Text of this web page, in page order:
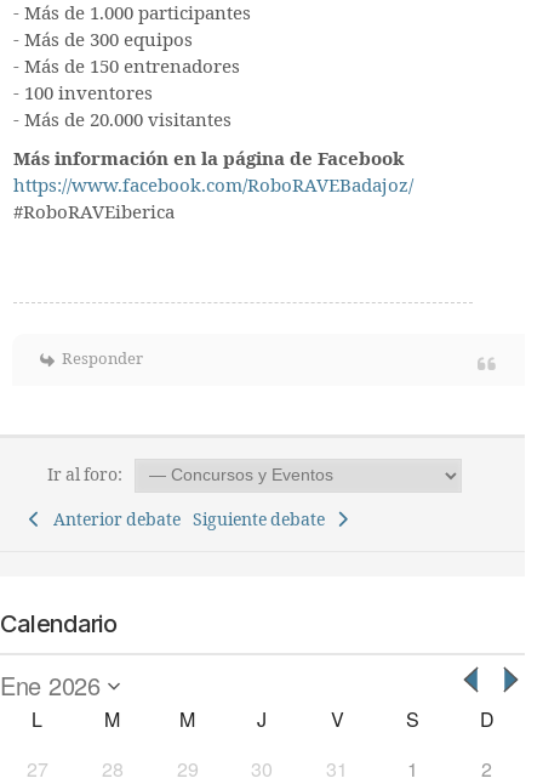
- Más de 1.000 participantes
- Más de 300 equipos
- Más de 150 entrenadores
- 100 inventores
- Más de 20.000 visitantes
Más información en la página de Facebook
https://www.facebook.com/RoboRAVEBadajoz/
#RoboRAVEiberica
Responder
Ir al foro:
Anterior debate Siguiente debate
Calendario
L M M J V S
D
27
28 29 30 31 1 2